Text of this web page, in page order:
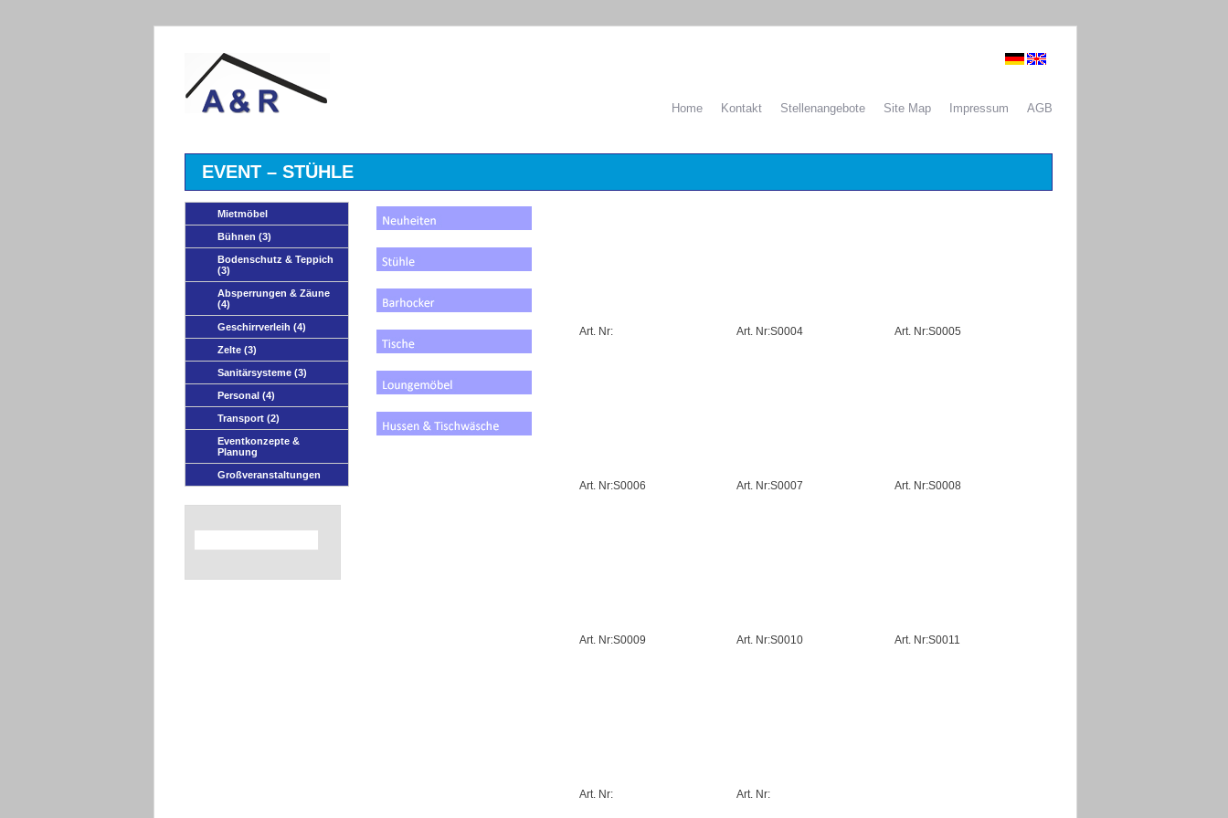
Home Kontakt Stellenangebote Site Map Impressum AGB
EVENT – STÜHLE
Mietmöbel
Bühnen (3)
Bodenschutz & Teppich
(3)
Absperrungen & Zäune
(4)
Geschirrverleih (4)
Zelte (3)
Sanitärsysteme (3)
Personal (4)
Transport (2)
Eventkonzepte &
Planung
Großveranstaltungen
Art. Nr: Art. Nr:S0004 Art. Nr:S0005
Art. Nr:S0006 Art. Nr:S0007 Art. Nr:S0008
Art. Nr:S0009 Art. Nr:S0010 Art. Nr:S0011
Art. Nr: Art. Nr: